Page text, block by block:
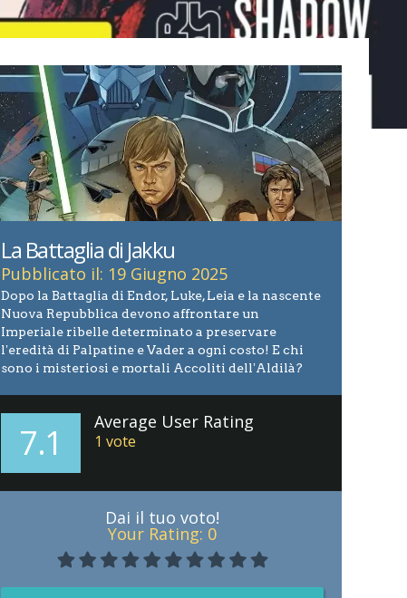
La Battaglia di Jakku
Pubblicato il: 19 Giugno 2025
Dopo la Battaglia di Endor, Luke, Leia e la nascente
Nuova Repubblica devono affrontare un
Imperiale ribelle determinato a preservare
lʼeredità di Palpatine e Vader a ogni costo! E chi
sono i misteriosi e mortali Accoliti dellʼAldilà?
7.1 Average User Rating
1 vote
Dai il tuo voto!
Your Rating: 0